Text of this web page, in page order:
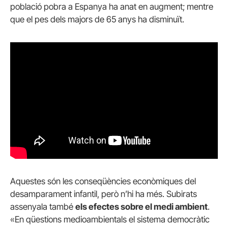
població pobra a Espanya ha anat en augment; mentre
que el pes dels majors de 65 anys ha disminuït.
Aquestes són les conseqüències econòmiques del
desamparament infantil, però n’hi ha més. Subirats
assenyala també els efectes sobre el medi ambient.
«En qüestions medioambientals el sistema democràtic